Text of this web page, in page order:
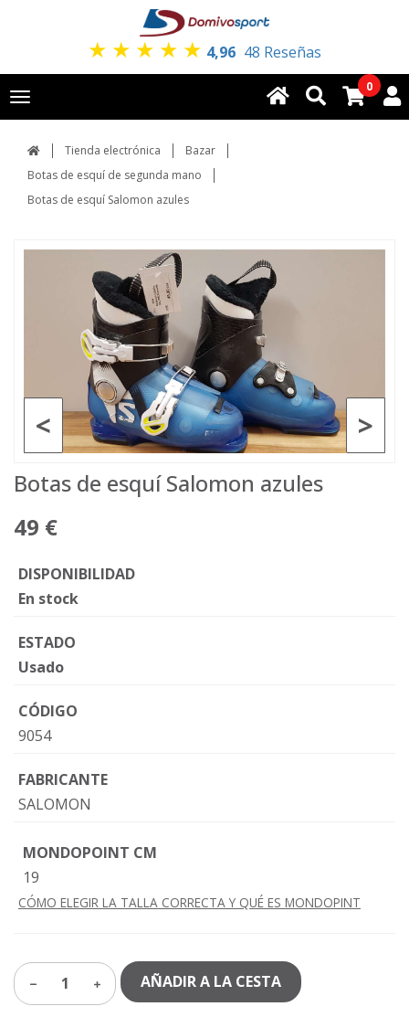
★ ★ ★ ★ ★ 4,96 48 Reseñas
Toggle
navigation
0
Tienda electrónica
Bazar
Botas de esquí de segunda mano
Botas de esquí Salomon azules
>
<
Botas de esquí Salomon azules
49 €
DISPONIBILIDAD
En stock
ESTADO
Usado
CÓDIGO
9054
FABRICANTE
SALOMON
MONDOPOINT CM
19
CÓMO ELEGIR LA TALLA CORRECTA Y QUÉ ES MONDOPINT
1 AÑADIR A LA CESTA